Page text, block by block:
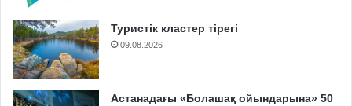
Туристік кластер тірегі
09.08.2026
Астанадағы «Болашақ ойындарына» 50